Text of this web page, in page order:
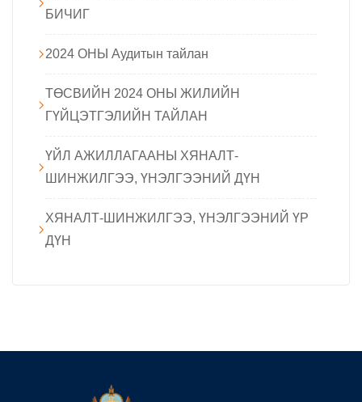
БИЧИГ
2024 ОНЫ Аудитын тайлан
ТӨСВИЙН 2024 ОНЫ ЖИЛИЙН
ГҮЙЦЭТГЭЛИЙН ТАЙЛАН
ҮЙЛ АЖИЛЛАГААНЫ ХЯНАЛТ-
ШИНЖИЛГЭЭ, ҮНЭЛГЭЭНИЙ ДҮН
ХЯНАЛТ-ШИНЖИЛГЭЭ, ҮНЭЛГЭЭНИЙ ҮР
ДҮН